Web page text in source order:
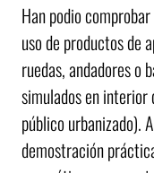
Han podio
uso de productos de
ruedas, andadores o
simulados en
público urbanizado).
demostración